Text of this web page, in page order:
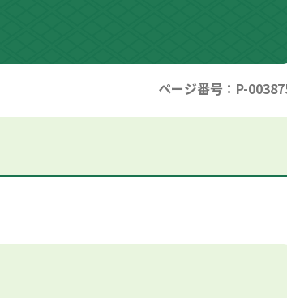
ページ番号：P-